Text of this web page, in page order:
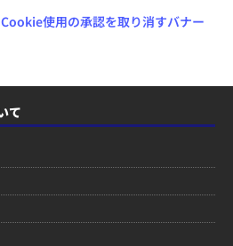
使用の承認を取り消すバナー
て